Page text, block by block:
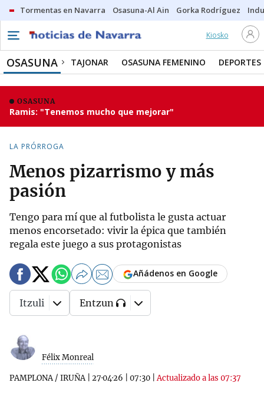
Tormentas en Navarra Osasuna-Al Ain Gorka Rodríguez
Kiosko
OSASUNA TAJONAR OSASUNA FEMENINO DEPORTES
OSASUNA
Ramis: "Tenemos mucho que mejorar"
LA PRÓRROGA
Menos pizarrismo y más
pasión
Tengo para mí que al futbolista le gusta actuar
menos encorsetado: vivir la épica que también
regala este juego a sus protagonistas
Félix Monreal
PAMPLONA / IRUÑA| 27·04·26 07:30 |Actualizado a las 07:37
Añádenos en Google
Itzuli Entzun